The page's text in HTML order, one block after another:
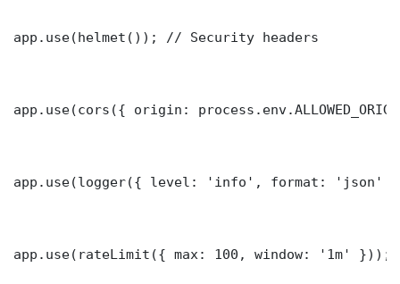
app.use(helmet()); // Security headers
app.use(cors({ origin:
app.use(logger({ level: 'info', format: 'json'
app.use(rateLimit({ max: 100, window: '1m' }));